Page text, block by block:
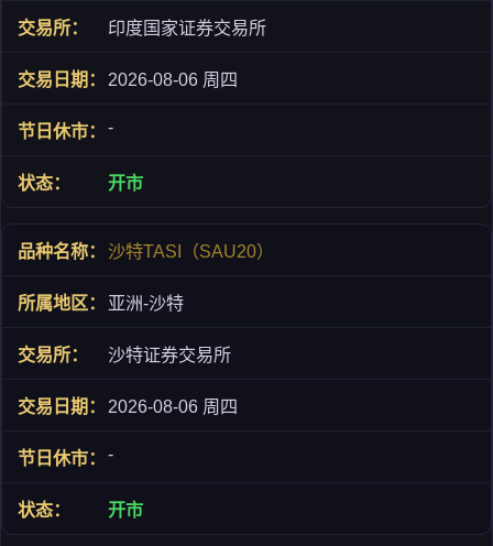
印度国家证券交易所
2026-08-06 周四
-
开市
沙特TASI（SAU20）
亚洲-沙特
沙特证券交易所
2026-08-06 周四
-
开市